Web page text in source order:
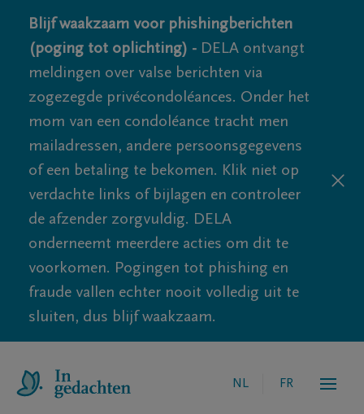
Blijf waakzaam voor phishingberichten
(poging tot oplichting) - DELA ontvangt
meldingen over valse berichten via
zogezegde privécondoléances. Onder het
mom van een condoléance tracht men
mailadressen, andere persoonsgegevens
of een betaling te bekomen. Klik niet op
verdachte links of bijlagen en controleer
de afzender zorgvuldig. DELA
onderneemt meerdere acties om dit te
voorkomen. Pogingen tot phishing en
fraude vallen echter nooit volledig uit te
sluiten, dus blijf waakzaam.
NL FR